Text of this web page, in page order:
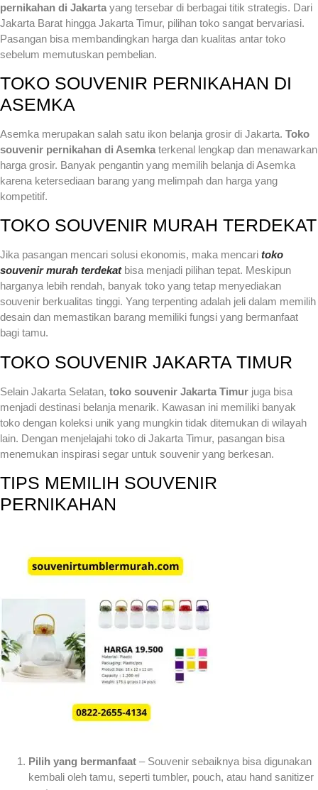
pernikahan di Jakarta yang tersebar di berbagai titik strategis. Dari
Jakarta Barat hingga Jakarta Timur, pilihan toko sangat bervariasi.
Pasangan bisa membandingkan harga dan kualitas antar toko
sebelum memutuskan pembelian.
TOKO SOUVENIR PERNIKAHAN DI
ASEMKA
Asemka merupakan salah satu ikon belanja grosir di Jakarta. Toko
souvenir pernikahan di Asemka terkenal lengkap dan menawarkan
harga grosir. Banyak pengantin yang memilih belanja di Asemka
karena ketersediaan barang yang melimpah dan harga yang
kompetitif.
TOKO SOUVENIR MURAH TERDEKAT
Jika pasangan mencari solusi ekonomis, maka mencari toko
souvenir murah terdekatbisa menjadi pilihan tepat. Meskipun
harganya lebih rendah, banyak toko yang tetap menyediakan
souvenir berkualitas tinggi. Yang terpenting adalah jeli dalam memilih
desain dan memastikan barang memiliki fungsi yang bermanfaat
bagi tamu.
TOKO SOUVENIR JAKARTA TIMUR
Selain Jakarta Selatan, toko souvenir Jakarta Timur juga bisa
menjadi destinasi belanja menarik. Kawasan ini memiliki banyak
toko dengan koleksi unik yang mungkin tidak ditemukan di wilayah
lain. Dengan menjelajahi toko di Jakarta Timur, pasangan bisa
menemukan inspirasi segar untuk souvenir yang berkesan.
TIPS MEMILIH SOUVENIR
PERNIKAHAN
Pilih yang bermanfaat – Souvenir sebaiknya bisa digunakan
kembali oleh tamu, seperti tumbler, pouch, atau hand sanitizer